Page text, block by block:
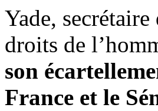
Yade, secrétaire
droits de
son
France et le